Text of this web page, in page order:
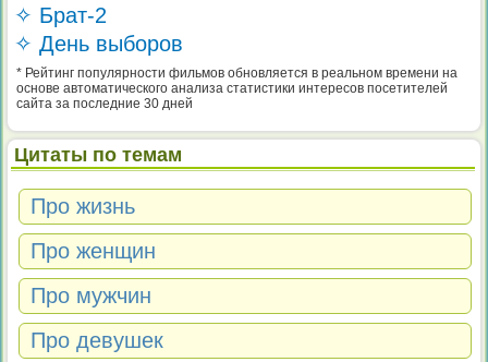
✧ Брат-2
✧ День выборов
* Рейтинг популярности фильмов обновляется в реальном времени на
основе автоматического анализа статистики интересов посетителей
сайта за последние 30 дней
Цитаты по темам
Про жизнь
Про женщин
Про мужчин
Про девушек